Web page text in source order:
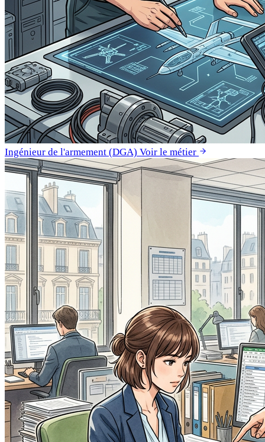
Ingénieur de l'armement (DGA) Voir le métier